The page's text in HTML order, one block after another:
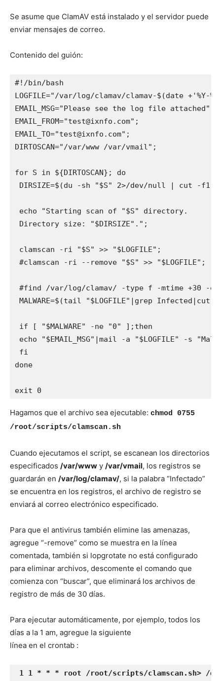
Se asume que ClamAV está instalado y el servidor puede
enviar mensajes de correo.
Contenido del guión:
#!/bin/bash
LOGFILE="/var/log/clamav/clamav-$(date +'%Y-
EMAIL_MSG="Please see the log file attached";
EMAIL_FROM="test@ixnfo.com";
EMAIL_TO="test@ixnfo.com";
DIRTOSCAN="/var/www /var/vmail";
for S in ${DIRTOSCAN}; do
DIRSIZE=$(du -sh "$S" 2>/dev/null | cut -f1);
echo "Starting scan of "$S" directory.
Directory size: "$DIRSIZE".";
clamscan -ri "$S" >> "$LOGFILE";
#clamscan -ri --remove "$S" >> "$LOGFILE";
#find /var/log/clamav/ -type f -mtime +30 -
MALWARE=$(tail "$LOGFILE"|grep
if [ "$MALWARE" -ne "0" ];then
echo "$EMAIL_MSG"|mail -a "$LOGFILE" -s
fi
done
exit 0
Hagamos que el archivo sea ejecutable: chmod 0755
/root/scripts/clamscan.sh
Cuando ejecutamos el script, se escanean los directorios
especificados /var/www y /var/vmail, los registros se
guardarán en /var/log/clamav/, si la palabra “Infectado”
se encuentra en los registros, el archivo de registro se
enviará al correo electrónico especificado.
Para que el antivirus también elimine las amenazas,
agregue “-remove” como se muestra en la línea
comentada, también si lopgrotate no está configurado
para eliminar archivos, descomente el comando que
comienza con “buscar”, que eliminará los archivos de
registro de más de 30 días.
Para ejecutar automáticamente, por ejemplo, todos los
días a la 1 am, agregue la siguiente
línea en el crontab :
1 1 * * * root /root/scripts/clamscan.sh> /